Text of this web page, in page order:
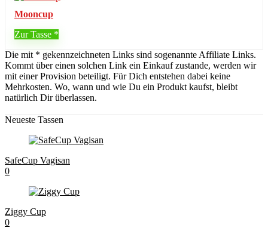
Mooncup
Zur Tasse
Die mit * gekennzeichneten Links sind sogenannte Affiliate Links.
Kommt über einen solchen Link ein Einkauf zustande, werden wir
mit einer Provision beteiligt. Für Dich entstehen dabei keine
Mehrkosten. Wo, wann und wie Du ein Produkt kaufst, bleibt
natürlich Dir überlassen.
Neueste Tassen
SafeCup Vagisan
0
Ziggy Cup
0